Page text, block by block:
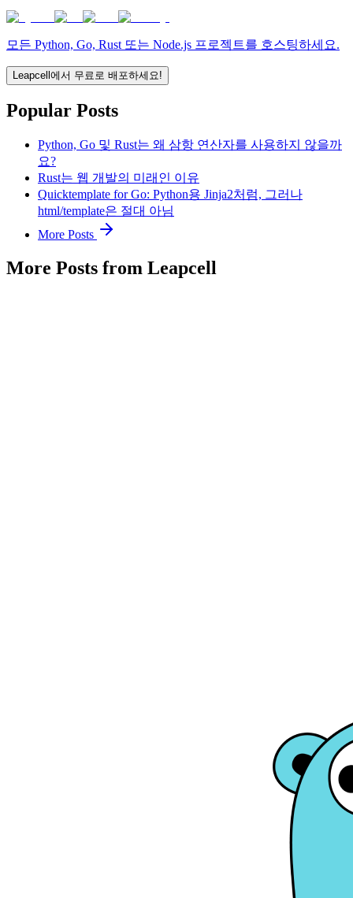
모든 Python, Go, Rust 또는 Node.js 프로젝트를 호스팅하세요.
Leapcell에서 무료로 배포하세요!
Popular Posts
Python, Go 및 Rust는 왜 삼항 연산자를 사용하지 않을까
요?
Rust는 웹 개발의 미래인 이유
Quicktemplate for Go: Python용 Jinja2처럼, 그러나
html/template은 절대 아님
More Posts
More Posts from Leapcell